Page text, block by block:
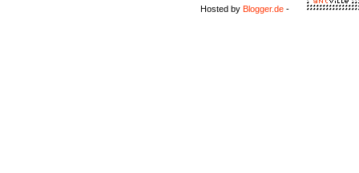
Hosted by Blogger.de -